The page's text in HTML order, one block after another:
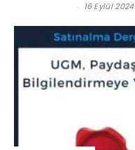
- 16 Eylül 2024